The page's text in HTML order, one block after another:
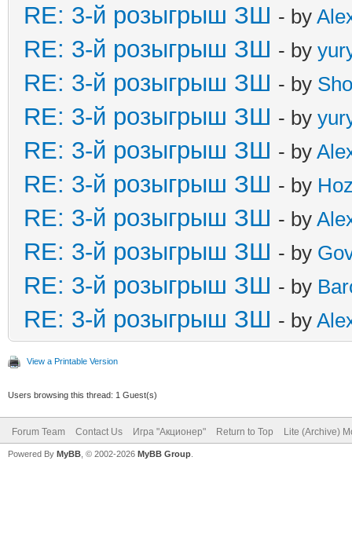
RE: 3-й розыгрыш ЗШ - by
RE: 3-й розыгрыш ЗШ - by
RE: 3-й розыгрыш ЗШ - by
RE: 3-й розыгрыш ЗШ - by
RE: 3-й розыгрыш ЗШ - by
RE: 3-й розыгрыш ЗШ - by
RE: 3-й розыгрыш ЗШ - by
RE: 3-й розыгрыш ЗШ - by
RE: 3-й розыгрыш ЗШ - by
RE: 3-й розыгрыш ЗШ - by
View a Printable Version
Users browsing this thread: 1 Guest(s)
Forum Team Contact Us Игра "Акционер" Return to Top Lite (Archive)
Powered By MyBB , © 2002-2026 MyBB Group